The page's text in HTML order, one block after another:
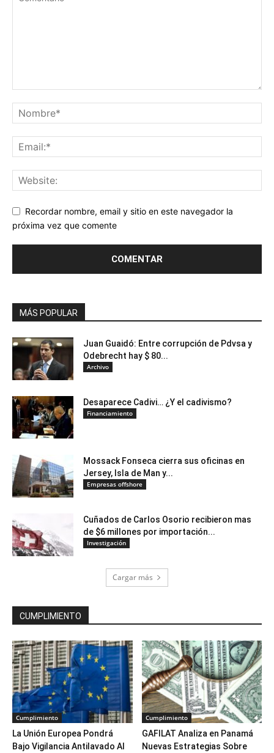
Recordar nombre, email y sitio en este navegador la
próxima vez que comente
MÁS POPULAR
Juan Guaidó: Entre corrupción de Pdvsa y
Odebrecht hay $ 80...
Archivo
Desaparece Cadivi… ¿Y el cadivismo?
Financiamiento
Mossack Fonseca cierra sus oficinas en
Jersey, Isla de Man y...
Empresas offshore
Cuñados de Carlos Osorio recibieron mas
de $6 millones por importación...
Investigación
Cargar más
CUMPLIMIENTO
Cumplimiento
La Unión Europea Pondrá
Bajo Vigilancia Antilavado Al
Cumplimiento
GAFILAT Analiza en Panamá
Nuevas Estrategias Sobre